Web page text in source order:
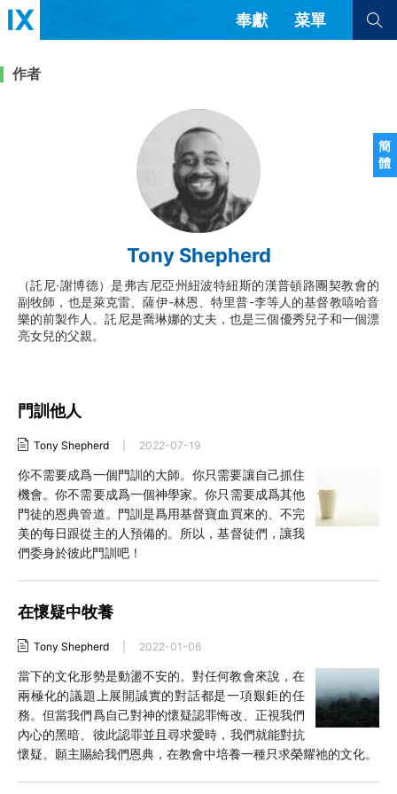
簡
體
奉獻 菜單
書評 訪談
解經式講道與神學
福音傳講與宣教 成員制與教會紀律
團契生活與禱告
查看全部
查看全部
隱私條款
正體中文
西班牙語
葡萄牙語
俄語
烏茲別克語
达里语
波斯語
法語
羅馬尼亞語
波蘭語
作者
Tony Shepherd
（託尼·謝博德）是弗吉尼亞州紐波特紐斯的漢普頓路團契教會的
副牧師，也是萊克雷、薩伊-林恩、特里普-李等人的基督教嘻哈音
樂的前製作人。託尼是喬琳娜的丈夫，也是三個優秀兒子和一個漂
亮女兒的父親。
門訓他人
Tony Shepherd 2022-07-19
你不需要成爲一個門訓的大師。你只需要讓自己抓住
機會。你不需要成爲一個神學家。你只需要成爲其他
門徒的恩典管道。門訓是爲用基督寶血買來的、不完
美的每日跟從主的人預備的。所以，基督徒們，讓我
們委身於彼此門訓吧！
在懷疑中牧養
Tony Shepherd 2022-01-06
當下的文化形勢是動盪不安的。對任何教會來說，在
兩極化的議題上展開誠實的對話都是一項艱鉅的任
務。但當我們爲自己對神的懷疑認罪悔改、正視我們
內心的黑暗、彼此認罪並且尋求愛時，我們就能對抗
懷疑。願主賜給我們恩典，在教會中培養一種只求榮耀祂的文化。